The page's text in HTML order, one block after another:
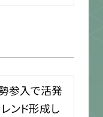
参入で活発
レンド形成し